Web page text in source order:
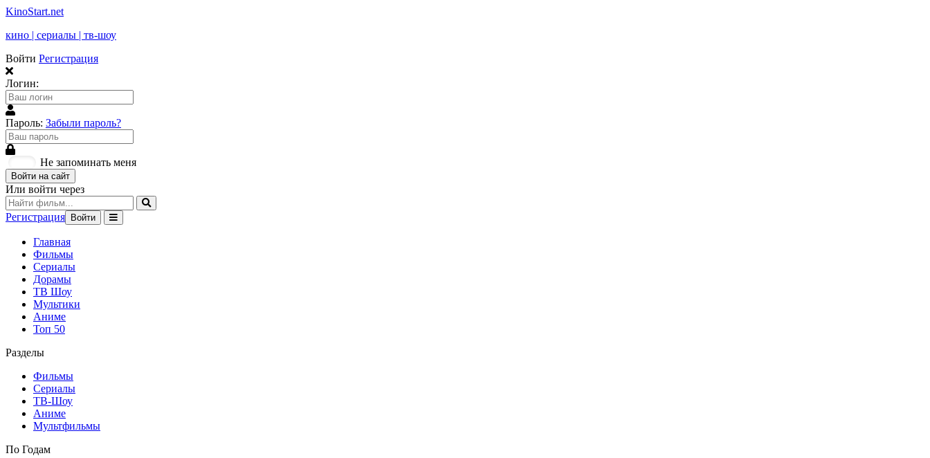
KinoStart.net
кино | сериалы | тв-шоу
Войти Регистрация
Логин:
Пароль: Забыли пароль?
Не запоминать меня
Войти на сайт
Или войти через
Регистрация Войти
Главная
Фильмы
Сериалы
Дорамы
ТВ Шоу
Мультики
Аниме
Топ 50
Разделы
Фильмы
Сериалы
ТВ-Шоу
Аниме
Мультфильмы
По Годам